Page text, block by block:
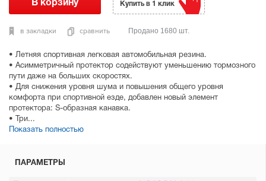
• Летняя спортивная легковая автомобильная резина.
• Асимметричный протектор содействуют уменьшению тормозного
пути даже на больших скоростях.
• Для снижения уровня шума и повышения общего уровня
комфорта при спортивной езде, добавлен новый элемент
протектора: S-образная канавка.
• Три...
Показать полностью
в закладки сравнить
Купить в 1 клик
Продано 1680 шт.
ПАРАМЕТРЫ